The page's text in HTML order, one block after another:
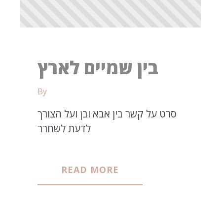
בין שמיים לארץ
By
סרט על קשר בין אבא ובן ועל הצורך
לדעת לשחרר
READ MORE